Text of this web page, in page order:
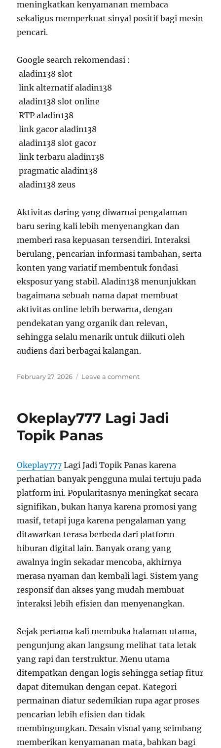
meningkatkan kenyamanan membaca
sekaligus memperkuat sinyal positif bagi mesin
pencari.
Google search rekomendasi :
aladin138 slot
link alternatif aladin138
aladin138 slot online
RTP aladin138
link gacor aladin138
aladin138 slot gacor
link terbaru aladin138
pragmatic aladin138
aladin138 zeus
Aktivitas daring yang diwarnai pengalaman
baru sering kali lebih menyenangkan dan
memberi rasa kepuasan tersendiri. Interaksi
berulang, pencarian informasi tambahan, serta
konten yang variatif membentuk fondasi
eksposur yang stabil. Aladin138 menunjukkan
bagaimana sebuah nama dapat membuat
aktivitas online lebih berwarna, dengan
pendekatan yang organik dan relevan,
sehingga selalu menarik untuk diikuti oleh
audiens dari berbagai kalangan.
Posted
February 27, 2026 Leave a commenton
Online
Okeplay777 Lagi Jadi
Topik Panas
Okeplay777 Lagi Jadi Topik Panas karena
perhatian banyak pengguna mulai tertuju pada
platform ini. Popularitasnya meningkat secara
signifikan, bukan hanya karena promosi yang
masif, tetapi juga karena pengalaman yang
ditawarkan terasa berbeda dari platform
hiburan digital lain. Banyak orang yang
awalnya ingin sekadar mencoba, akhirnya
merasa nyaman dan kembali lagi. Sistem yang
responsif dan akses yang mudah membuat
interaksi lebih efisien dan menyenangkan.
Sejak pertama kali membuka halaman utama,
pengunjung akan langsung melihat tata letak
yang rapi dan terstruktur. Menu utama
ditempatkan dengan logis sehingga setiap fitur
dapat ditemukan dengan cepat. Kategori
permainan diatur sedemikian rupa agar proses
pencarian lebih efisien dan tidak
membingungkan. Desain visual yang seimbang
memberikan kenyamanan mata, bahkan bagi